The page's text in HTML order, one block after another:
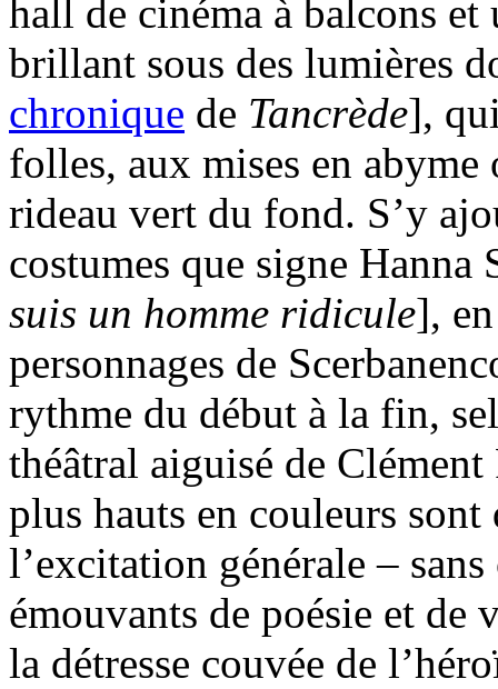
hall de cinéma à balcons
brillant sous des lumières
chronique de Tancrède],
folles, aux mises en
rideau vert du fond. S’y
costumes que signe
suis un homme ridicule],
personnages de
rythme du début à la fin,
théâtral aiguisé de
plus hauts en couleurs
l’excitation générale –
émouvants de poésie et
la détresse couvée de